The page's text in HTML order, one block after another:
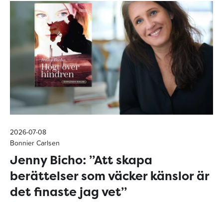
2026-07-08
Bonnier Carlsen
Jenny Bicho: ”Att skapa
berättelser som väcker känslor är
det finaste jag vet”